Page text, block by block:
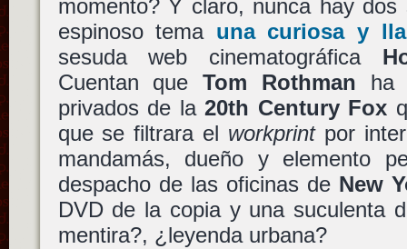
momento? Y claro, nunca hay
espinoso tema una curiosa y
sesuda web cinematográfica
Cuentan queTom Rothman ha
privados de la20th Century Fox
que se filtrara el workprintpor
mandamás, dueño y elemento
despacho de las oficinas de New
DVD de la copia y una suculenta
mentira?, ¿leyenda urbana?